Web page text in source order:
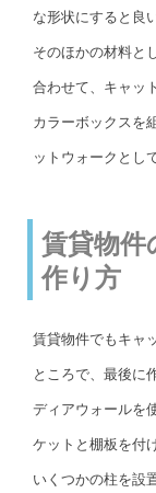
な形状にすると良
そのほかの材料と
合わせて、キャッ
カラーボックスを
ットウォークとし
賃貸物件
作り方
賃貸物件でもキャ
ところで、最後に
ディアウォールを
ケットと棚板を付
いくつかの柱を設